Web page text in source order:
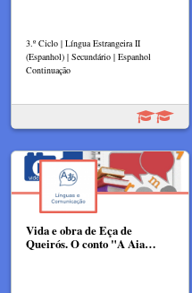
3.º Ciclo | Língua Estrangeira II
(Espanhol) | Secundário | Espanhol
Continuação
Vida e obra de Eça de
Queirós. O conto "A Aia…